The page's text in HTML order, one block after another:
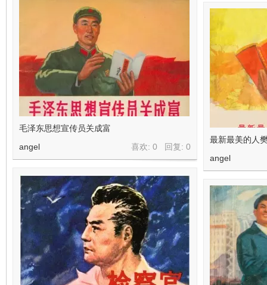
毛泽东思想宣传员关成富
喜欢: 0 回复: 0
angel
最新最美的人
angel